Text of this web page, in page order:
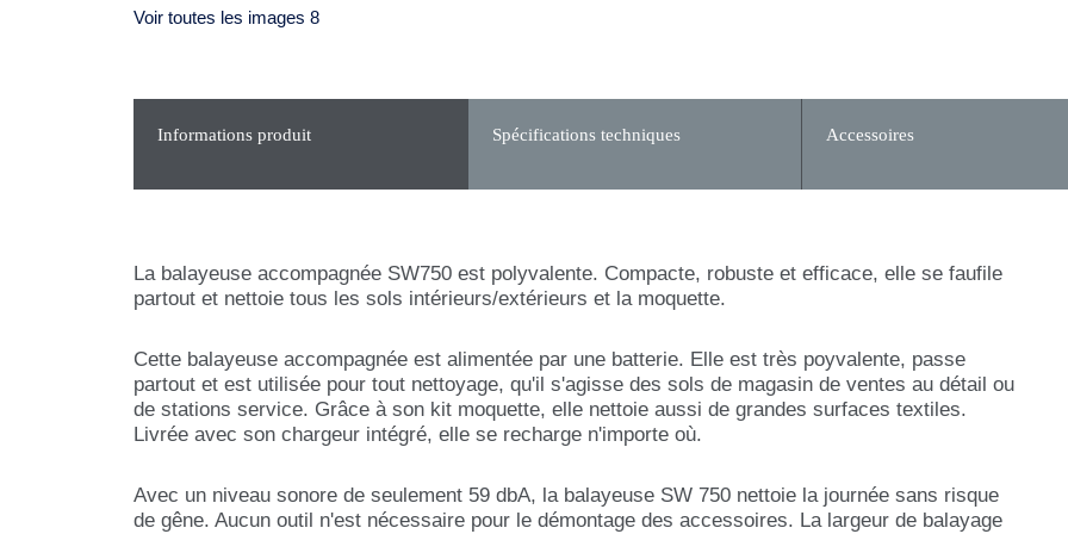
Voir toutes les images 8
Informations produit Spécifications techniques Accessoires
La balayeuse accompagnée SW750 est polyvalente. Compacte, robuste et efficace, elle se faufile
partout et nettoie tous les sols intérieurs/extérieurs et la moquette.
Cette balayeuse accompagnée est alimentée par une batterie. Elle est très poyvalente, passe
partout et est utilisée pour tout nettoyage, qu'il s'agisse des sols de magasin de ventes au détail ou
de stations service. Grâce à son kit moquette, elle nettoie aussi de grandes surfaces textiles.
Livrée avec son chargeur intégré, elle se recharge n'importe où.
Avec un niveau sonore de seulement 59 dbA, la balayeuse SW 750 nettoie la journée sans risque
de gêne. Aucun outil n'est nécessaire pour le démontage des accessoires. La largeur de balayage